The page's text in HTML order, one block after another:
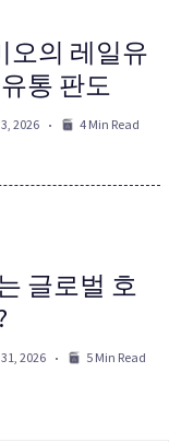
오의 레일유
통 판도
2026 4 Min Read
글로벌 호
2026 5 Min Read